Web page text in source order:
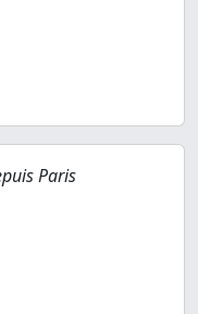
Paris